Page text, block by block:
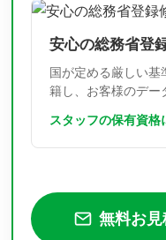
安心の総務省登
国が定める厳しい基
籍し、お客様のデー
スタッフの保有資格
無料お